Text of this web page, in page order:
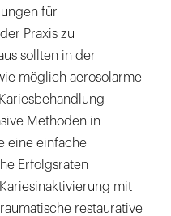
für
Praxis zu
sollten in der
möglich aerosolarme
Methoden in
eine einfache
Erfolgsraten
mit
restaurative